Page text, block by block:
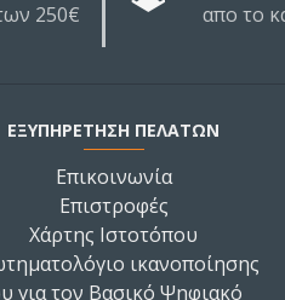
250€
απο το
ΕΞΥΠΗΡΕΤΗΣΗ ΠΕΛΑΤΩΝ
Επικοινωνία
Επιστροφές
Χάρτης Ιστοτόπου
ικανοποίησης
για τον Βασικό Ψηφιακό